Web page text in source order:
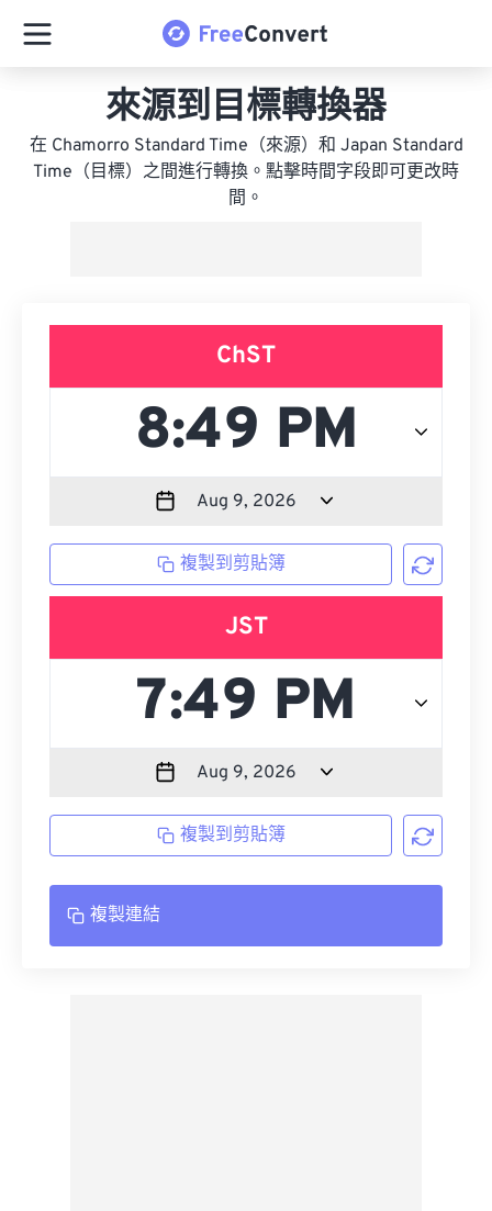
來源到目標轉換器
在 Chamorro Standard Time（來源）和 Japan Standard
Time（目標）之間進行轉換。點擊時間字段即可更改時
間。
ChST
複製到剪貼簿
JST
複製到剪貼簿
複製連結